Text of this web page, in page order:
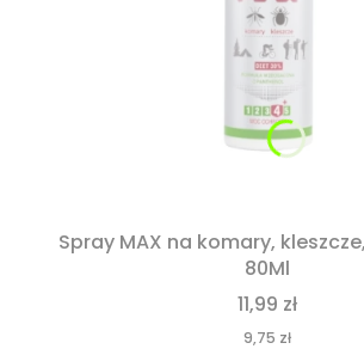
Spray MAX na komary,
80Ml
11,99 zł
9,75 zł